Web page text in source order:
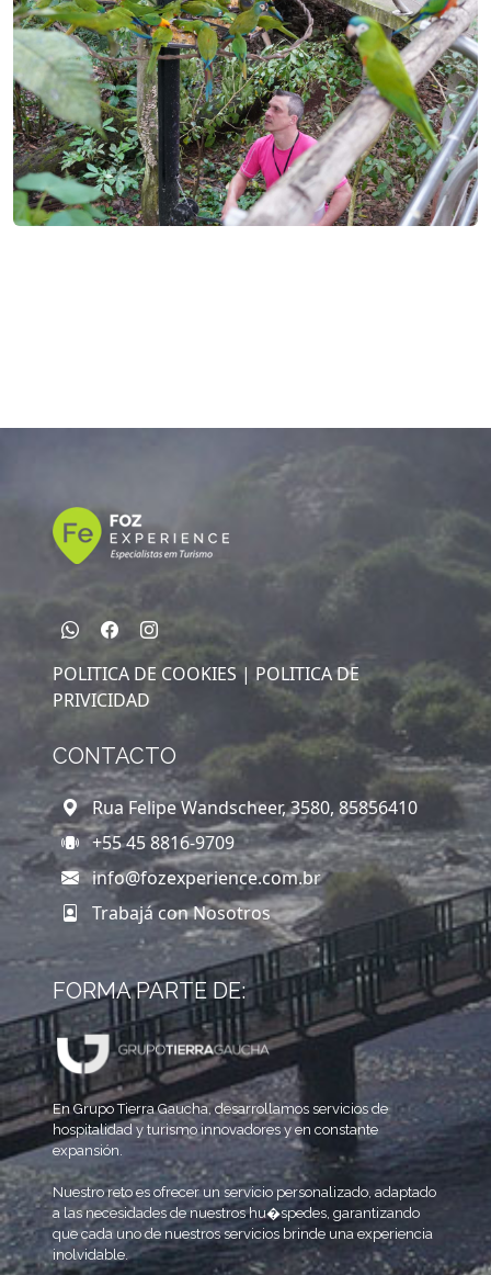
POLITICA DE COOKIES | POLITICA DE
PRIVICIDAD
CONTACTO
Rua Felipe Wandscheer, 3580, 85856410
+55 45 8816-9709
info@fozexperience.com.br
Trabajá con Nosotros
FORMA PARTE DE:
En Grupo Tierra Gaucha, desarrollamos servicios de
hospitalidad y turismo innovadores y en constante
expansión.
Nuestro reto es ofrecer un servicio personalizado, adaptado
a las necesidades de nuestros hu�spedes, garantizando
que cada uno de nuestros servicios brinde una experiencia
inolvidable.